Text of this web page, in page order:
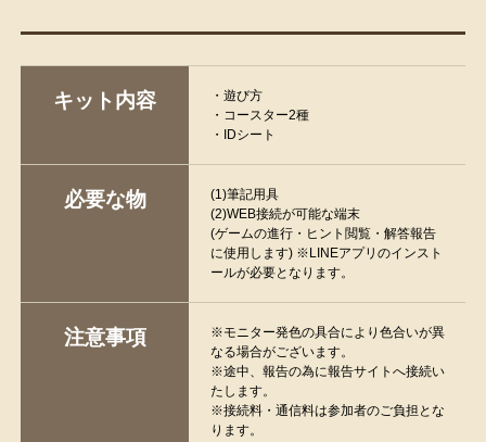
キット内容
・遊び方
・コースター2種
・IDシート
必要な物
(1)筆記用具
(2)WEB接続が可能な端末
(ゲームの進行・ヒント閲覧・解答報告
に使用します) ※LINEアプリのインスト
ールが必要となります。
注意事項
※モニター発色の具合により色合いが異
なる場合がございます。
※途中、報告の為に報告サイトへ接続い
たします。
※接続料・通信料は参加者のご負担とな
ります。